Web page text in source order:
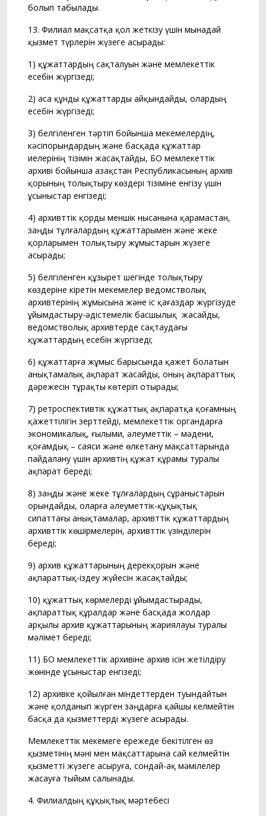
болып табылады.
13. Филиал мақсатқа қол жеткізу үшін мынадай
қызмет түрлерін жүзеге асырады:
1) құжаттардың сақталуын және мемлекеттік
есебін жүргізеді;
2) аса құнды құжаттарды айқындайды, олардың
есебін жүргізеді;
3) белгіленген тәртіп бойынша мекемелердің,
кәсіпорындардың және басқада құжаттар
иелерінің тізімін жасақтайды, БҚО мемлекеттік
архиві бойынша Қазақстан Республикасының архив
қорының толықтыру көздері тізіміне енгізу үшін
ұсыныстар енгізеді;
4) архивттік қорды меншік нысанына қарамастан,
заңды тұлғалардың құжаттарымен және жеке
қорларымен толықтыру жұмыстарын жүзеге
асырады;
5) белгіленген құзырет шегінде толықтыру
көздеріне кіретін мекемелер ведомстволық
архивтерінің жұмысына және іс қағаздар жүргізуде
ұйымдастыру-әдістемелік басшылық жасайды,
ведомстволық архивтерде сақтаудағы
құжаттардың есебін жүргізеді;
6) құжаттарға жұмыс барысында қажет болатын
анықтамалық ақпарат жасайды, оның ақпараттық
дәрежесін тұрақты көтеріп отырады;
7) ретроспективтік құжаттық ақпаратқа қоғамның
қажеттілігін зерттейді, мемлекеттік органдарға
экономикалық, ғылыми, әлеуметтік – мәдени,
қоғамдық – саяси және өлкетану мақсаттарында
пайдалану үшін архивтің құжат құрамы туралы
ақпарат береді;
8) заңды және жеке тұлғалардың сұраныстарын
орындайды, оларға әлеуметтік-құқықтық
сипаттағы анықтамалар, архивттік құжаттардың
архивттік көшірмелерін, архивттік үзінділерін
береді;
9) архив құжаттарының дерекқорын және
ақпараттық-іздеу жүйесін жасақтайды;
10) құжаттық көрмелерді ұйымдастырады,
ақпараттық құралдар және басқада жолдар
арқылы архив құжаттарының жариялауы туралы
мәлiмет бередi;
11) БҚО мемлекеттік архивіне архив ісін жетілдіру
жөнінде ұсыныстар енгізеді;
12) архивке қойылған міндеттерден туындайтын
және қолданып жүрген заңдарға қайшы келмейтін
басқа да қызметтерді жүзеге асырады.
Мемлекеттік мекемеге ережеде бекітілген өз
қызметінің мәні мен мақсаттарына сай келмейтін
қызметті жүзеге асыруға, сондай-ақ мәмілелер
жасауға тыйым салынады.
4. Филиалдың құқықтық мәртебесі